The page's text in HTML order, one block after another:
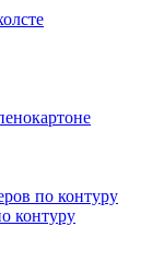
по контуру
контуру